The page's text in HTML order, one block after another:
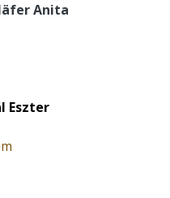
Anita
Eszter